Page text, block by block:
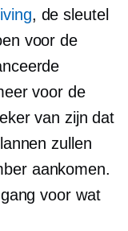
, de sleutel
voor de
voor de
van zijn dat
zullen
aankomen.
voor wat